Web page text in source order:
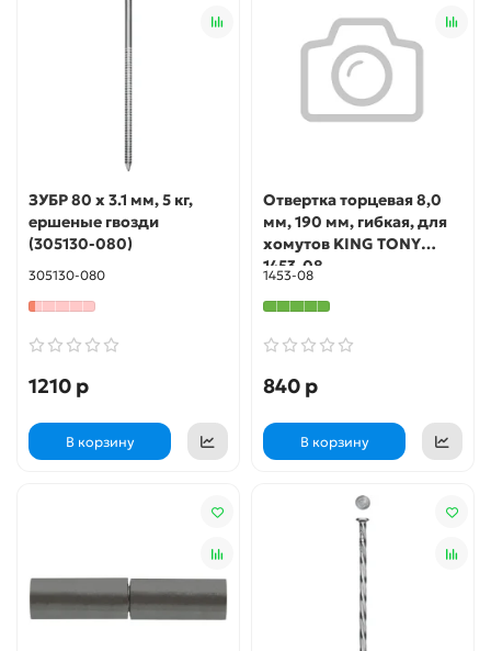
ЗУБР 80 x 3.1 мм, 5 кг,
ершеные гвозди
(305130-080)
305130-080
1210 р
В корзину
Отвертка торцевая 8,0
мм, 190 мм, гибкая, для
хомутов KING TONY
1453-08
1453-08
840 р
В корзину